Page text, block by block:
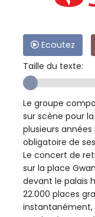
Ecoutez
Taille du texte:
Le groupe
sur scène pour
plusieurs
obligatoire de
Le concert de
sur la place
devant le palais
22.000 places